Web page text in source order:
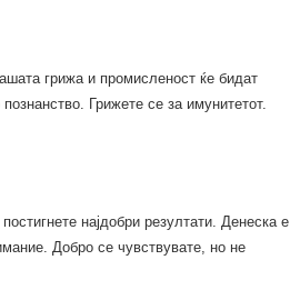
грижа и промисленост ќе бидат
Грижете се за имунитетот.
најдобри резултати. Денеска е
Добро се чувствувате, но не